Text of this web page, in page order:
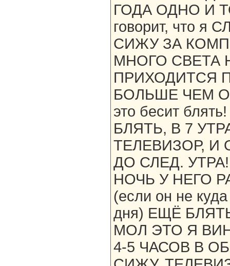
ГОДА ОДНО И
говорит, что
СИЖУ ЗА
МНОГО СВЕТА
ПРИХОДИТСЯ
БОЛЬШЕ ЧЕМ
это бесит
БЛЯТЬ, В 7
ТЕЛЕВИЗОР, И
ДО СЛЕД.
НОЧЬ У НЕГО
(если он не
дня) ЕЩЁ
МОЛ ЭТО Я
4-5 ЧАСОВ В